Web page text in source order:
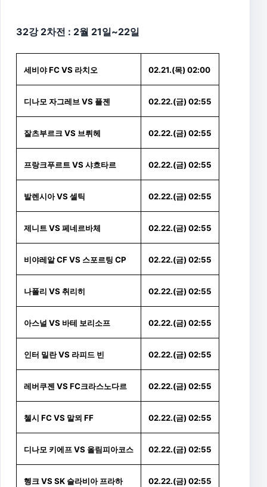
32강 2차전 : 2월 21일~22일
세비야 FC VS 라치오 02.21.(목) 02:00
디나모 자그레브 VS 플젠 02.22.(금) 02:55
잘츠부르크 VS 브뤼헤 02.22.(금) 02:55
프랑크푸르트 VS 샤흐타르 02.22.(금) 02:55
발렌시아 VS 셀틱 02.22.(금) 02:55
제니트 VS 페네르바체 02.22.(금) 02:55
비야레알 CF VS 스포르팅 CP 02.22.(금) 02:55
나폴리 VS 취리히 02.22.(금) 02:55
아스널 VS 바테 보리소프 02.22.(금) 02:55
인터 밀란 VS 라피드 빈 02.22.(금) 02:55
레버쿠젠 VS FC크라스노다르 02.22.(금) 02:55
첼시 FC VS 말뫼 FF 02.22.(금) 02:55
디나모 키에프 VS 올림피아코스 02.22.(금) 02:55
헹크 VS SK 슬라비아 프라하 02.22.(금) 02:55